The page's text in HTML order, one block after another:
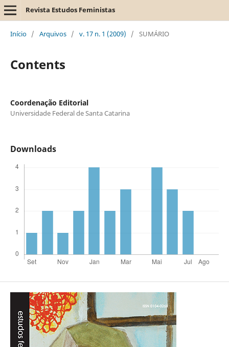
Revista Estudos Feministas
Início / Arquivos / v. 17 n. 1 (2009) / SUMÁRIO
Contents
Coordenação Editorial
Universidade Federal de Santa Catarina
Downloads